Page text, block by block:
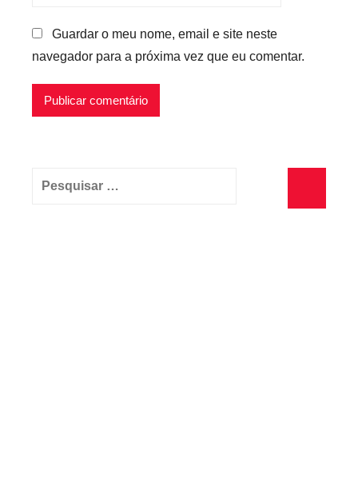
Guardar o meu nome, email e site neste
navegador para a próxima vez que eu comentar.
Pesquisar